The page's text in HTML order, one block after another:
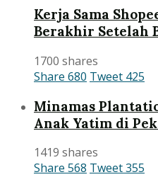
Kerja Sama
Berakhir Setelah
1700 shares
Share 680 Tweet 425
Minamas
Anak Yatim di
1419 shares
Share 568 Tweet355